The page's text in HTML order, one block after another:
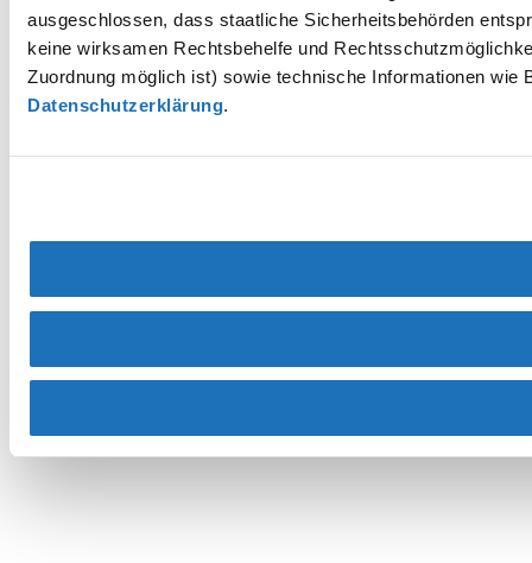
ausgeschlossen, dass staatliche Sicherheitsbehörden
keine wirksamen Rechtsbehelfe und
Zuordnung möglich ist) sowie technische Informationen
Datenschutzerklärung.